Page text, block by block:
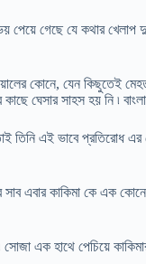
পেয়ে গেছে যে কথার খেলাপ
কোনে, যেন কিছুতেই
ঘেসার সাহস হয় নি ৷ বাংলা
তিনি এই ভাবে প্রতিরোধ এর
সাব এবার কাকিমা কে এক
সোজা এক হাথে পেচিয়ে